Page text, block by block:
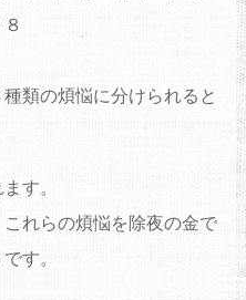
類の煩悩に分けられると
す。
れらの煩悩を除夜の金で
す。